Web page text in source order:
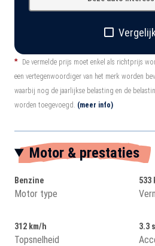
*
De vermelde prijs moet enkel als richtprijs
een vertegenwoordiger van het merk worden
waarbij nog de jaarlijkse belasting en de
worden toegevoegd. (meer info)
Motor & prestaties
Benzine
Motor type
533
312 km/h
Topsnelheid
3.3